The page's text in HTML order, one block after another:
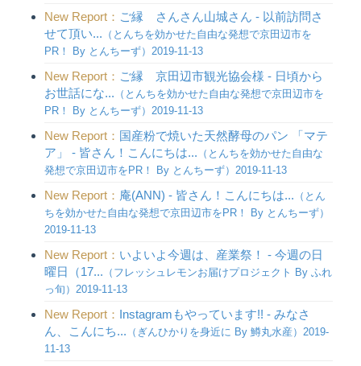
New Report： ご縁 さんさん山城さん - 以前訪問さ
せて頂い... （とんちを効かせた自由な発想で京田辺市を
PR！ By とんちーず）2019-11-13
New Report： ご縁 京田辺市観光協会様 - 日頃から
お世話にな... （とんちを効かせた自由な発想で京田辺市を
PR！ By とんちーず）2019-11-13
New Report： 国産粉で焼いた天然酵母のパン 「マテ
ア」 - 皆さん！こんにちは... （とんちを効かせた自由な
発想で京田辺市をPR！ By とんちーず）2019-11-13
New Report： 庵(ANN) - 皆さん！こんにちは... （とん
ちを効かせた自由な発想で京田辺市をPR！ By とんちーず）
2019-11-13
New Report： いよいよ今週は、産業祭！ - 今週の日
曜日（17... （フレッシュレモンお届けプロジェクト By ふれ
っ旬）2019-11-13
New Report： Instagramもやっています!! - みなさ
ん、こんにち... （ぎんひかりを身近に By 鱒丸水産）2019-
11-13